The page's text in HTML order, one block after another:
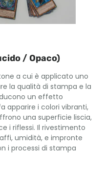
/ Opaco)
a cui è applicato uno
la qualità di stampa e la
un effetto
apparire i colori vibranti,
una superficie liscia,
i riflessi. Il rivestimento
umidità, e impronte
i processi di stampa